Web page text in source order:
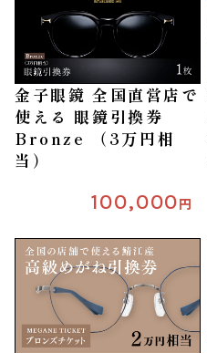
金子眼鏡 全国直営店で
使える 眼鏡引換券
Bronze （3万円相
当）
100,000円